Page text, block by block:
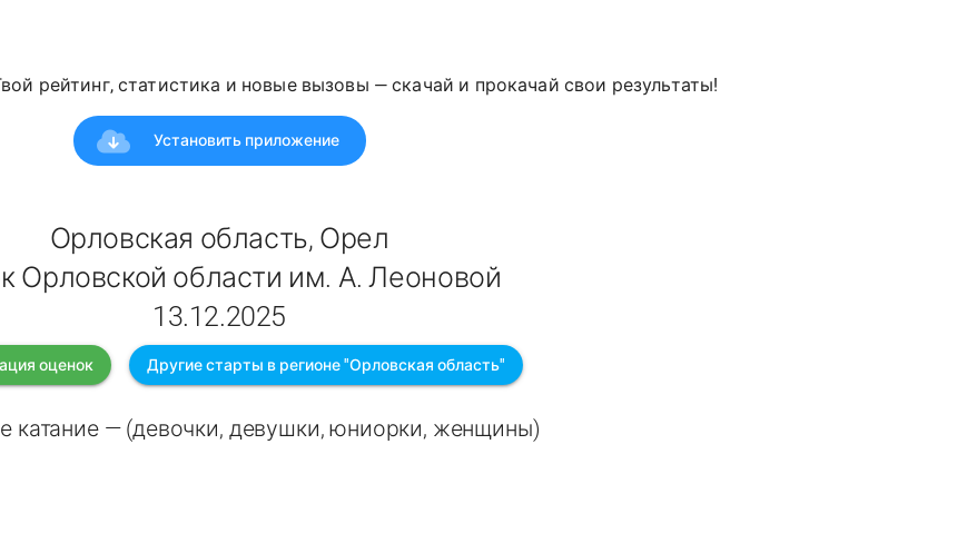
рейтинг, статистика и новые вызовы — скачай и прокачай свои результаты!
Установить приложение
Орловская область, Орел
Орловской области им. А. Леоновой
13.12.2025
оценок Другие старты в регионе "Орловская область"
катание — (девочки, девушки, юниорки, женщины)